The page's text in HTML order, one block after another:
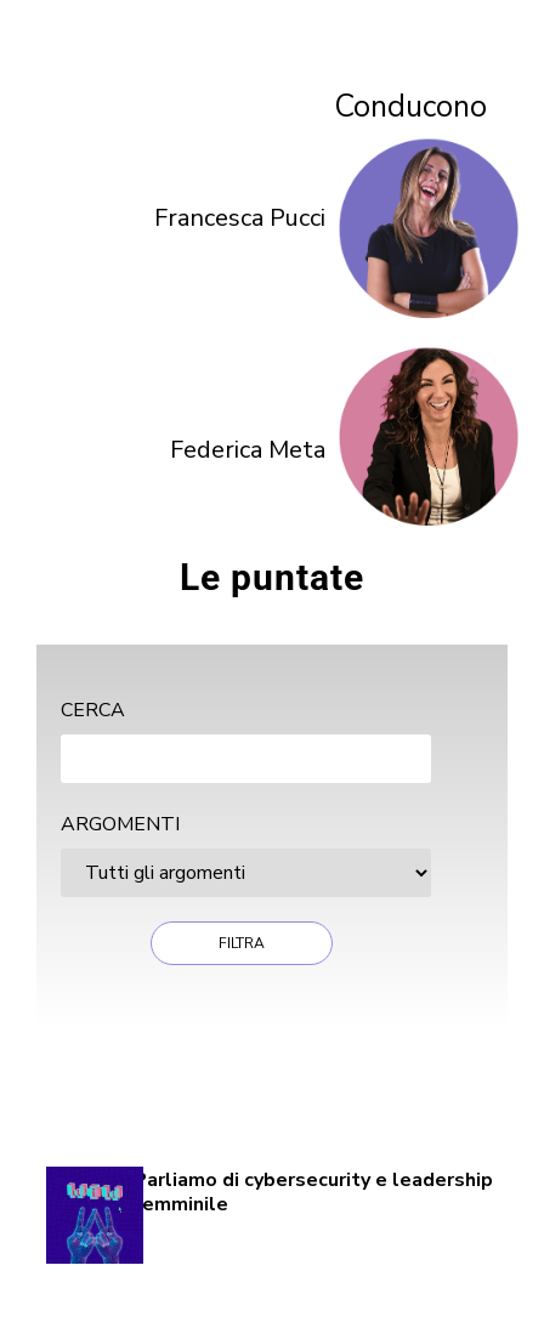
Conducono
Francesca Pucci
Federica Meta
Le puntate
CERCA
ARGOMENTI
Parliamo di cybersecurity e leadership
femminile